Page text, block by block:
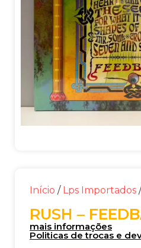
Início / Lps Importados
RUSH –
mais informações
Politicas de trocas e